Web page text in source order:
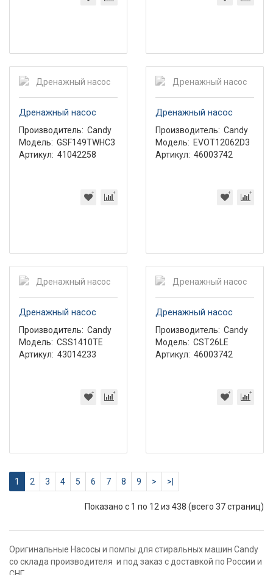
Дренажный насос
Производитель: Candy
Модель: GSF149TWHC3
Артикул: 41042258
Дренажный насос
Производитель: Candy
Модель: EVOT12062D3
Артикул: 46003742
Дренажный насос
Производитель: Candy
Модель: CSS1410TE
Артикул: 43014233
Дренажный насос
Производитель: Candy
Модель: CST26LE
Артикул: 46003742
1 2 3 4 5 6 7 8 9 > >|
Показано с 1 по 12 из 438 (всего 37 страниц)
Оригинальные Насосы и помпы для стиральных машин Candy
со склада производителя и под заказ с доставкой по России и